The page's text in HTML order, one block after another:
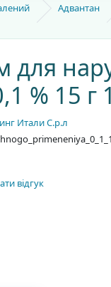
Адвантан
для
% 15 г
Итали С.р.л
відгук